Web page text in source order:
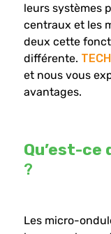
leurs systèmes
centraux et les
deux cette
différente.
et nous vous
avantages.
Qu’est-ce
?
Les micro-